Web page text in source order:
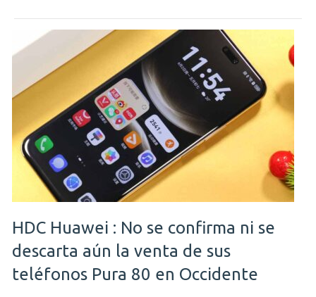
HDC Huawei : No se confirma ni se
descarta aún la venta de sus
teléfonos Pura 80 en Occidente